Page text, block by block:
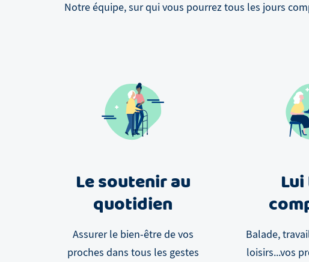
Notre équipe, sur qui vous pourrez tous les jours
Le soutenir au
quotidien
Assurer le bien-être de vos
proches dans tous les gestes
Balade,
loisirs...vos